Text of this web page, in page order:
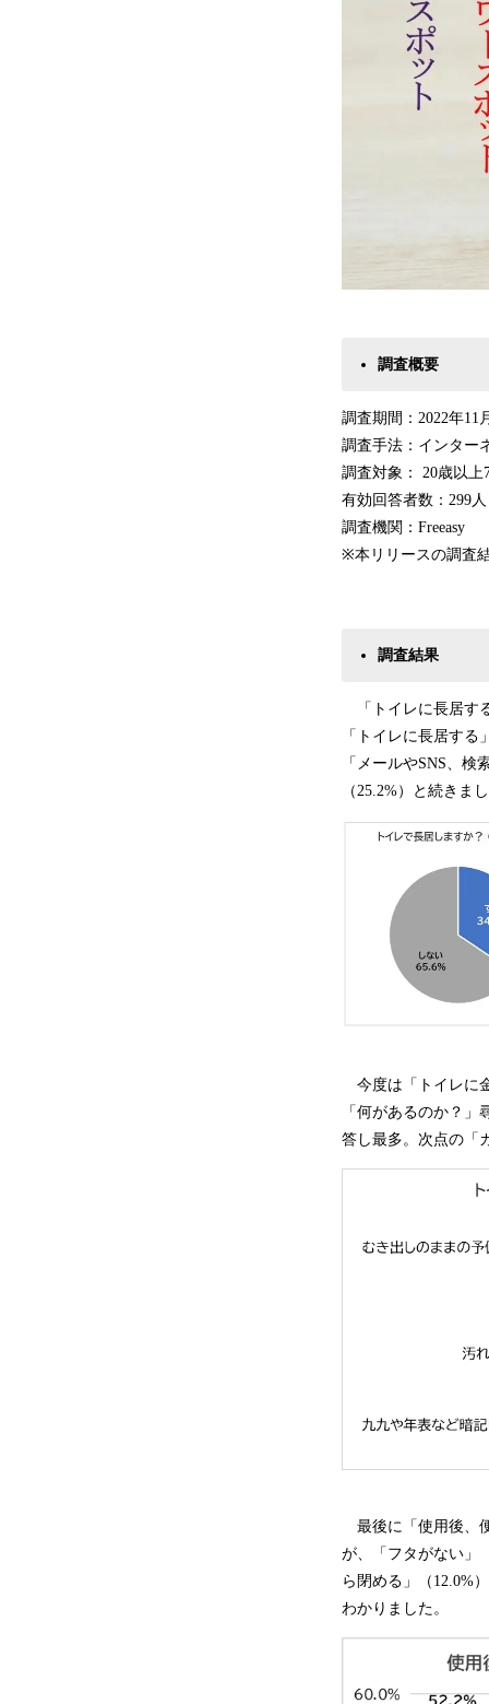
調査概要
調査期間：2022年11
調査手法：インター
調査対象： 20歳以
有効回答者数：299人
調査機関：Freeasy
※本リリースの調査
調査結果
「トイレに長居す
「トイレに長居す
「メールやSNS、
（25.2%）と続きま
今度は「トイレに
「何があるのか？
答し最多。次点の「
最後に「使用後、
が、「フタがない」
ら閉める」（12.0%
わかりました。